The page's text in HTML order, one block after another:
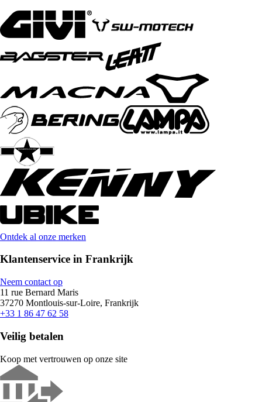
Ontdek al onze merken
Klantenservice in Frankrijk
Neem contact op
11 rue Bernard Maris
37270 Montlouis-sur-Loire, Frankrijk
+33 1 86 47 62 58
Veilig betalen
Koop met vertrouwen op onze site